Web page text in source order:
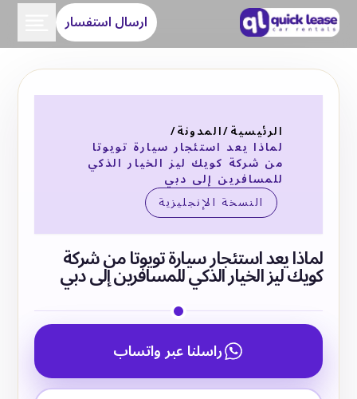
ارسال استفسار
الرئيسية/المدونة/
لماذا يعد استئجار سيارة تويوتا
من شركة كويك ليز الخيار الذكي
للمسافرين إلى دبي
النسخة الإنجليزية
لماذا يعد استئجار سيارة تويوتا من شركة
كويك ليز الخيار الذكي للمسافرين إلى دبي
راسلنا عبر واتساب